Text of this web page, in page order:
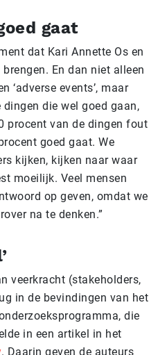
gaat
dat Kari Annette Os en
En dan niet alleen
‘adverse events’, maar
die wel goed gaan,
procent van de dingen fout
goed gaat. We
kijken, kijken naar waar
moeilijk. Veel mensen
op geven, omdat we
na te denken.”
veerkracht (stakeholders,
in de bevindingen van het
die
in een artikel in het
. Daarin geven de auteurs